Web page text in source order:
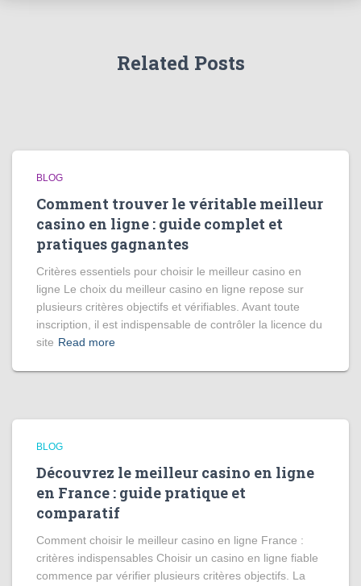
Related Posts
BLOG
Comment trouver le véritable meilleur
casino en ligne : guide complet et
pratiques gagnantes
Critères essentiels pour choisir le meilleur casino en
ligne Le choix du meilleur casino en ligne repose sur
plusieurs critères objectifs et vérifiables. Avant toute
inscription, il est indispensable de contrôler la licence du
site Read more
BLOG
Découvrez le meilleur casino en ligne
en France : guide pratique et
comparatif
Comment choisir le meilleur casino en ligne France :
critères indispensables Choisir un casino en ligne fiable
commence par vérifier plusieurs critères objectifs. La